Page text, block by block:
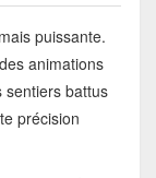
puissante.
animations
sentiers battus
précision